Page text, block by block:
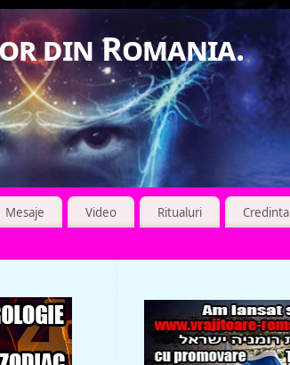
din Romania.
Mesaje Video Ritualuri
Credinta